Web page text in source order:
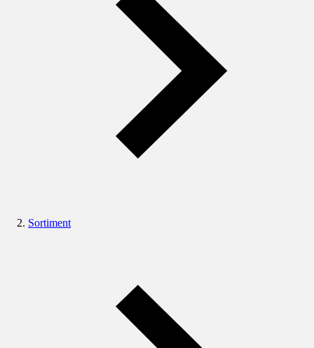
Sortiment